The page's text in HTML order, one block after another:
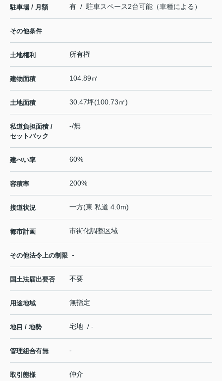
駐車場 / 月額 有 / 駐車スペース2台可能（車種による）
その他条件
土地権利 所有権
建物面積 104.89㎡
土地面積 30.47坪(100.73㎡)
私道負担面積 /
セットバック
-/無
建ぺい率 60%
容積率 200%
接道状況 一方(東 私道 4.0m)
都市計画 市街化調整区域
その他法令上の制限 -
国土法届出要否 不要
用途地域 無指定
地目 / 地勢 宅地 / -
管理組合有無 -
取引態様 仲介